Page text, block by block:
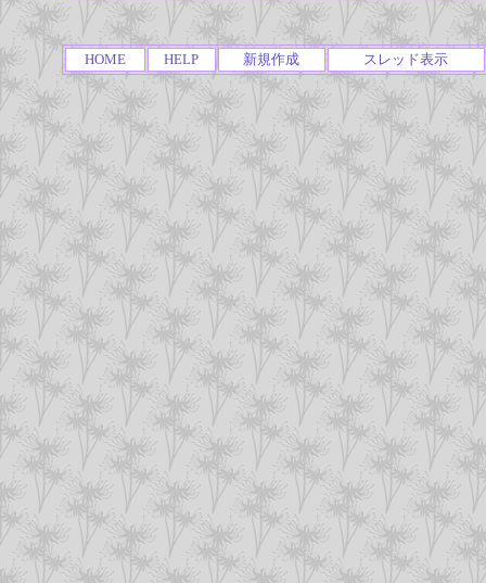
HOME HELP 新規作成 スレッド表示